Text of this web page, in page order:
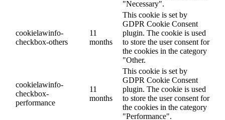
"Necessary".
cookielawinfo-
checkbox-others
11
months
This cookie is set by
GDPR Cookie Consent
plugin. The cookie is used
to store the user consent for
the cookies in the category
"Other.
cookielawinfo-
checkbox-
performance
11
months
This cookie is set by
GDPR Cookie Consent
plugin. The cookie is used
to store the user consent for
the cookies in the category
"Performance".